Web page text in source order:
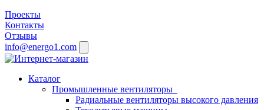
Проекты
Контакты
Отзывы
info@energo1.com
Каталог
Промышленные вентиляторы
Радиальные вентиляторы высокого давления